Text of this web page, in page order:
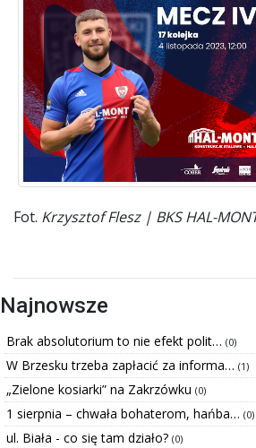
Fot. Krzysztof Flesz | BKS HAL-
Najnowsze
Brak absolutorium to nie efekt polit… (0)
W Brzesku trzeba zapłacić za informa… (1)
„Zielone kosiarki” na Zakrzówku (0)
1 sierpnia – chwała bohaterom, hańba… (0)
ul. Biała - co się tam działo? (0)